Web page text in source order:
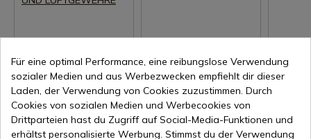
Produkt anzeigen
REF: 6212460CP
Gamo
GAMO REINIGUNGSSET
Produkt anzeigen
REF: 6212647
Gamo
PCP GAMO PUMPE
COMETA
BALINEN
Für eine optimal Performance, eine reibungslose Verwendung
sozialer Medien und aus Werbezwecken empfiehlt dir dieser
Laden, der Verwendung von Cookies zuzustimmen. Durch
Cookies von sozialen Medien und Werbecookies von
Drittparteien hast du Zugriff auf Social-Media-Funktionen und
erhältst personalisierte Werbung. Stimmst du der Verwendung